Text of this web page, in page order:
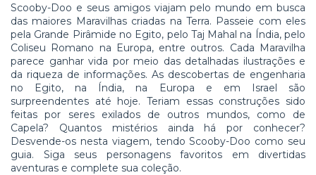
Scooby-Doo e seus amigos viajam pelo mundo em busca
das maiores Maravilhas criadas na Terra. Passeie com eles
pela Grande Pirâmide no Egito, pelo Taj Mahal na Índia, pelo
Coliseu Romano na Europa, entre outros. Cada Maravilha
parece ganhar vida por meio das detalhadas ilustrações e
da riqueza de informações. As descobertas de engenharia
no Egito, na Índia, na Europa e em Israel são
surpreendentes até hoje. Teriam essas construções sido
feitas por seres exilados de outros mundos, como de
Capela? Quantos mistérios ainda há por conhecer?
Desvende-os nesta viagem, tendo Scooby-Doo como seu
guia. Siga seus personagens favoritos em divertidas
aventuras e complete sua coleção.